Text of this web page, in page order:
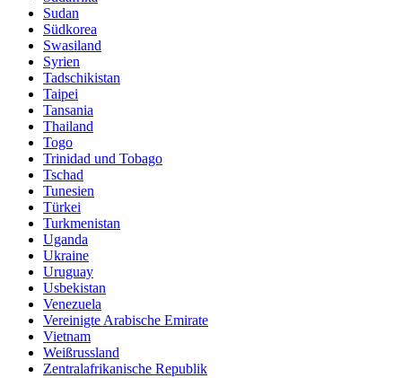
Sudan
Südkorea
Swasiland
Syrien
Tadschikistan
Taipei
Tansania
Thailand
Togo
Trinidad und Tobago
Tschad
Tunesien
Türkei
Turkmenistan
Uganda
Ukraine
Uruguay
Usbekistan
Venezuela
Vereinigte Arabische Emirate
Vietnam
Weißrussland
Zentralafrikanische Republik